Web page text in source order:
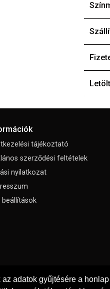
adatok gyűjtésére a
tájékoztató
szerződési feltételek
nyilatkozat
beállítások